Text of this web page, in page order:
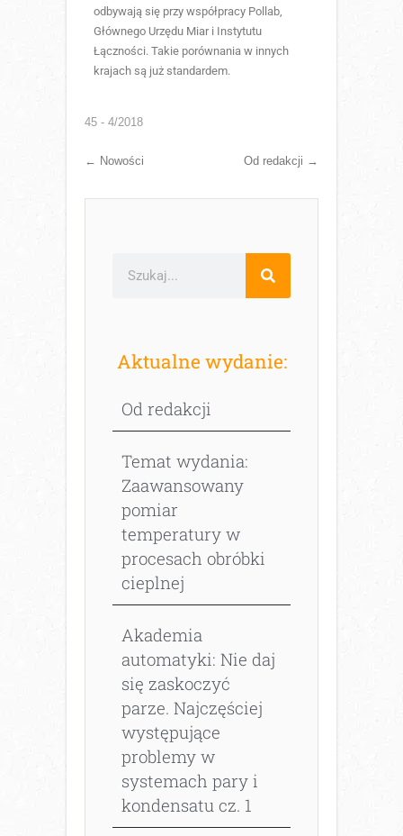
odbywają się przy współpracy Pollab,
Głównego Urzędu Miar i Instytutu
Łączności. Takie porównania w innych
krajach są już standardem.
45 - 4/2018
← Nowości Od redakcji →
Aktualne wydanie:
Od redakcji
Temat wydania:
Zaawansowany
pomiar
temperatury w
procesach obróbki
cieplnej
Akademia
automatyki: Nie daj
się zaskoczyć
parze. Najczęściej
występujące
problemy w
systemach pary i
kondensatu cz. 1